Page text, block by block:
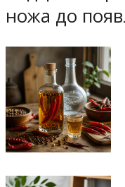
ножа до